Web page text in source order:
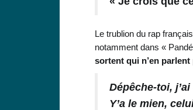
Le trublion du rap
notamment dans «
sortent qui n’en
Dépêche-toi,
Y’a le mien,